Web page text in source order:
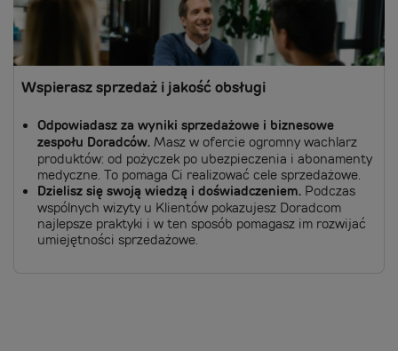
Wspierasz sprzedaż i jakość obsługi
Odpowiadasz za wyniki sprzedażowe i biznesowe
zespołu Doradców. Masz w ofercie ogromny wachlarz
produktów: od pożyczek po ubezpieczenia i abonamenty
medyczne. To pomaga Ci realizować cele sprzedażowe.
Dzielisz się swoją wiedzą i doświadczeniem. Podczas
wspólnych wizyty u Klientów pokazujesz Doradcom
najlepsze praktyki i w ten sposób pomagasz im rozwijać
umiejętności sprzedażowe.